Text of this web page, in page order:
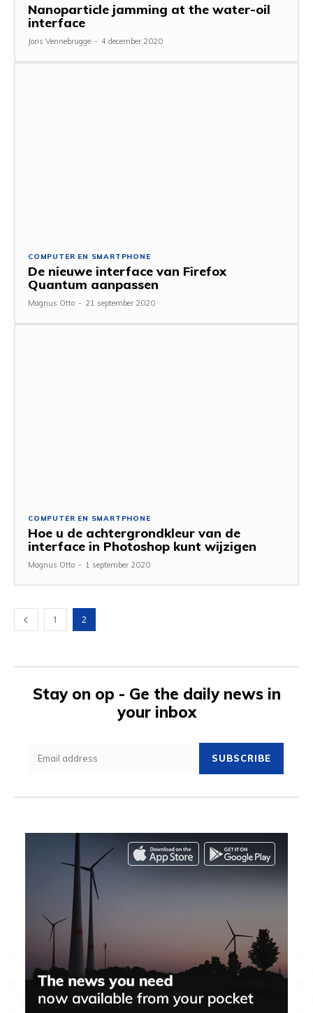
Nanoparticle jamming at the water-oil
interface
Joris Vennebrugge - 4 december 2020
COMPUTER EN SMARTPHONE
De nieuwe interface van Firefox
Quantum aanpassen
Magnus Otto - 21 september 2020
COMPUTER EN SMARTPHONE
Hoe u de achtergrondkleur van de
interface in Photoshop kunt wijzigen
Magnus Otto - 1 september 2020
1 2
Stay on op - Ge the daily news in
your inbox
SUBSCRIBE